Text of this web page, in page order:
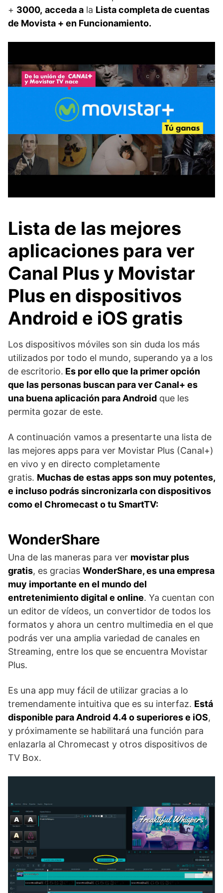
+ 3000, acceda a la Lista completa de cuentas
de Movista + en Funcionamiento.
Lista de las mejores
aplicaciones para ver
Canal Plus y Movistar
Plus en dispositivos
Android e iOS gratis
Los dispositivos móviles son sin duda los más
utilizados por todo el mundo, superando ya a los
de escritorio. Es por ello que la primer opción
que las personas buscan para ver Canal+ es
una buena aplicación para Android que les
permita gozar de este.
A continuación vamos a presentarte una lista de
las mejores apps para ver Movistar Plus (Canal+)
en vivo y en directo completamente
gratis. Muchas de estas apps son muy potentes,
e incluso podrás sincronizarla con dispositivos
como el Chromecast o tu SmartTV:
WonderShare
Una de las maneras para ver movistar plus
gratis, es gracias WonderShare, es una empresa
muy importante en el mundo del
entretenimiento digital e online. Ya cuentan con
un editor de vídeos, un convertidor de todos los
formatos y ahora un centro multimedia en el que
podrás ver una amplia variedad de canales en
Streaming, entre los que se encuentra Movistar
Plus.
Es una app muy fácil de utilizar gracias a lo
tremendamente intuitiva que es su interfaz. Está
disponible para Android 4.4 o superiores e iOS,
y próximamente se habilitará una función para
enlazarla al Chromecast y otros dispositivos de
TV Box.